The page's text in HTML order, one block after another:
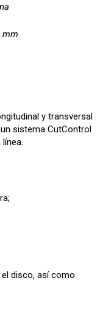
mm
y transversal
sistema CutControl
disco, así como